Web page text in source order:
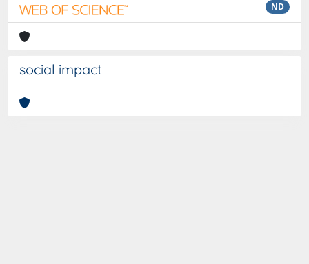
ND
social impact